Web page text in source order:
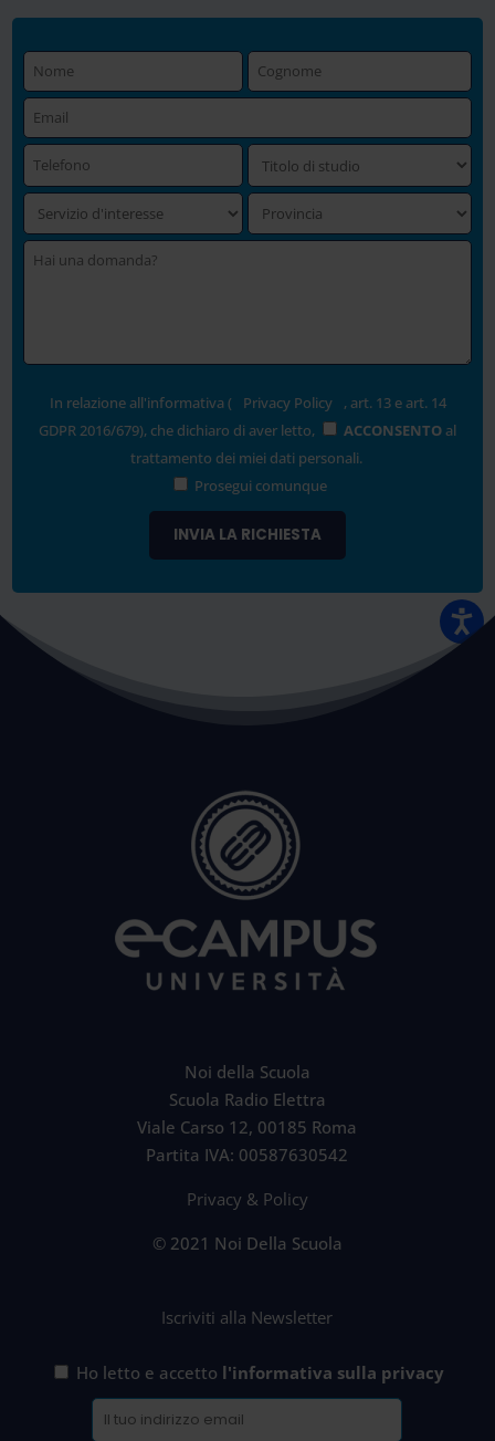
In relazione all'informativa ( Privacy Policy
, art. 13 e art. 14
GDPR 2016/679), che dichiaro di aver letto,
ACCONSENTO al
trattamento dei miei dati personali.
Prosegui comunque
Noi della Scuola
Scuola Radio Elettra
Viale Carso 12, 00185 Roma
Partita IVA: 00587630542
Privacy & Policy
© 2021 Noi Della Scuola
Iscriviti alla Newsletter
Ho letto e accetto l'informativa sulla privacy